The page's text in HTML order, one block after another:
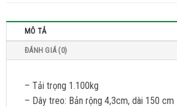
MÔ TẢ
ĐÁNH GIÁ (0)
– Tải trọng 1.100kg
– Dây treo: Bản rộng 4,3cm, dài 150 cm